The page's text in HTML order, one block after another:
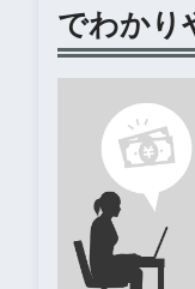
でわかり